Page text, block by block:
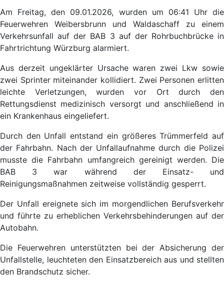
Am Freitag, den 09.01.2026, wurden um 06:41 Uhr die
Feuerwehren Weibersbrunn und Waldaschaff zu einem
Verkehrsunfall auf der BAB 3 auf der Rohrbuchbrücke in
Fahrtrichtung Würzburg alarmiert.
Aus derzeit ungeklärter Ursache waren zwei Lkw sowie
zwei Sprinter miteinander kollidiert. Zwei Personen erlitten
leichte Verletzungen, wurden vor Ort durch den
Rettungsdienst medizinisch versorgt und anschließend in
ein Krankenhaus eingeliefert.
Durch den Unfall entstand ein größeres Trümmerfeld auf
der Fahrbahn. Nach der Unfallaufnahme durch die Polizei
musste die Fahrbahn umfangreich gereinigt werden. Die
BAB 3 war während der Einsatz- und
Reinigungsmaßnahmen zeitweise vollständig gesperrt.
Der Unfall ereignete sich im morgendlichen Berufsverkehr
und führte zu erheblichen Verkehrsbehinderungen auf der
Autobahn.
Die Feuerwehren unterstützten bei der Absicherung der
Unfallstelle, leuchteten den Einsatzbereich aus und stellten
den Brandschutz sicher.